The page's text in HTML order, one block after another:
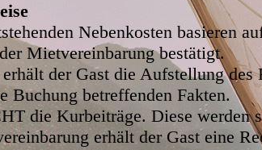
Nebenkosten basieren
Mietvereinbarung bestätigt.
der Gast die Aufstellung des
Buchung betreffenden Fakten.
die Kurbeiträge. Diese werden
erhält der Gast eine